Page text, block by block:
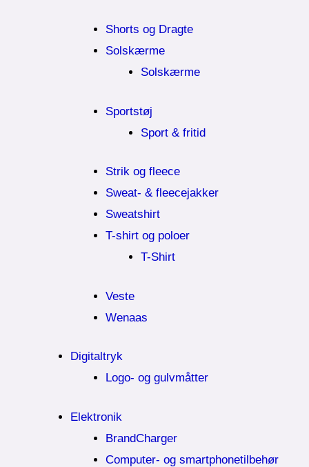
Shorts og Dragte
Solskærme
Solskærme
Sportstøj
Sport & fritid
Strik og fleece
Sweat- & fleecejakker
Sweatshirt
T-shirt og poloer
T-Shirt
Veste
Wenaas
Digitaltryk
Logo- og gulvmåtter
Elektronik
BrandCharger
Computer- og smartphonetilbehør